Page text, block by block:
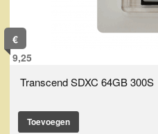
€
9,25
Transcend SDXC 64GB 300S
Toevoegen